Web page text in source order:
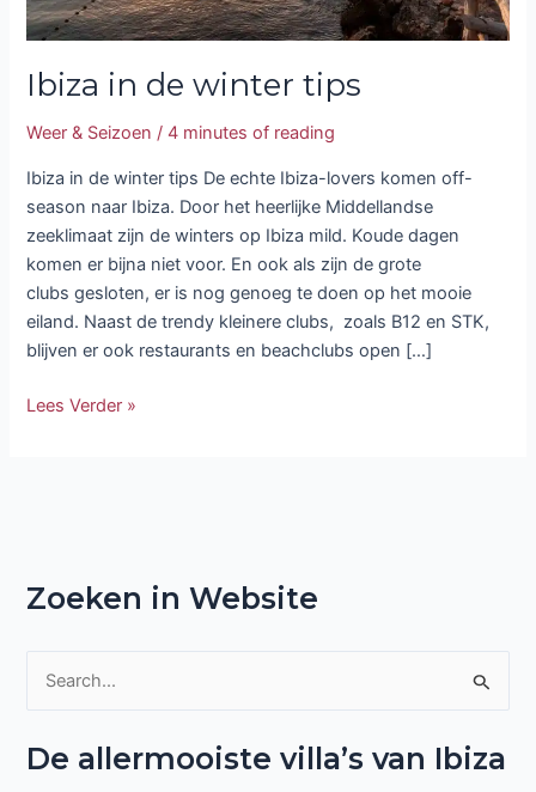
Ibiza in de winter tips
Weer & Seizoen /4 minutes of reading
Ibiza in de winter tips De echte Ibiza-lovers komen off-
season naar Ibiza. Door het heerlijke Middellandse
zeeklimaat zijn de winters op Ibiza mild. Koude dagen
komen er bijna niet voor. En ook als zijn de grote
clubs gesloten, er is nog genoeg te doen op het mooie
eiland. Naast de trendy kleinere clubs, zoals B12 en STK,
blijven er ook restaurants en beachclubs open […]
Lees Verder »
Zoeken in Website
e
De allermooiste villa’s van Ibiza